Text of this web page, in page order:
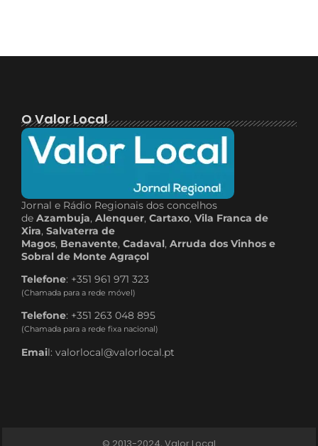
O Valor Local
Jornal e Rádio Regionais dos concelhos
de Azambuja, Alenquer, Cartaxo, Vila Franca de
Xira, Salvaterra de
Magos, Benavente, Cadaval, Arruda dos Vinhos e
Sobral de Monte Agraçol
Telefone: +351 961 971 323
(Chamada para a rede móvel)
Telefone: +351 263 048 895
(Chamada para a rede fixa nacional)
Email: valorlocal@valorlocal.pt